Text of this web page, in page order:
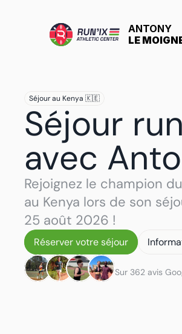
ANTONY
LE
Séjour au Kenya 🇰🇪
Séjour
avec
Rejoignez le champion
au Kenya lors de son
25 août 2026 !
Réserver votre séjour
Réserver votre séjour
Sur 362 avis